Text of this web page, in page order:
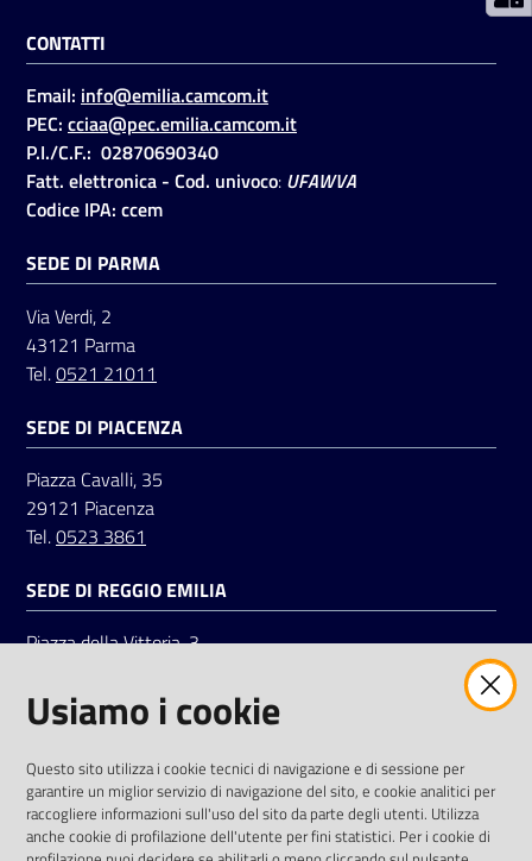
Accedi
su
CONTATTI
Email: info@emilia.camcom.it
PEC: cciaa@pec.emilia.camcom.it
P.I./C.F.: 02870690340
Fatt. elettronica - Cod. univoco: UFAWVA
Codice IPA: ccem
SEDE DI PARMA
Via Verdi, 2
43121 Parma
Tel.0521 21011
SEDE DI PIACENZA
Piazza Cavalli, 35
29121 Piacenza
Tel.0523 3861
SEDE DI REGGIO EMILIA
Piazza della Vittoria, 3
Tel.0522 7961
LinkedinFacebookInstagram
Usiamo i cookie
Questo sito utilizza i cookie tecnici di navigazione e di sessione per
garantire un miglior servizio di navigazione del sito, e cookie analitici per
raccogliere informazioni sull'uso del sito da parte degli utenti. Utilizza
anche cookie di profilazione dell'utente per fini statistici. Per i cookie di